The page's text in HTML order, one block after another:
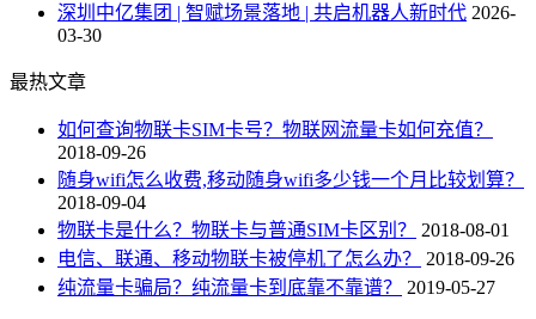
深圳中亿集团 | 智赋场景落地 | 共启机器人新时代 2026-
03-30
最热文章
如何查询物联卡SIM卡号？物联网流量卡如何充值？
2018-09-26
随身wifi怎么收费,移动随身wifi多少钱一个月比较划算？
2018-09-04
物联卡是什么？物联卡与普通SIM卡区别？
2018-08-01
电信、联通、移动物联卡被停机了怎么办？
2018-09-26
纯流量卡骗局？纯流量卡到底靠不靠谱？
2019-05-27